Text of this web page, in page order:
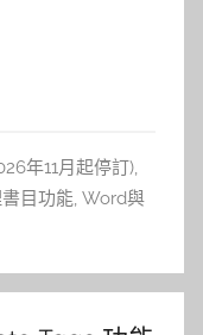
年11月起停訂),
目功能, Word與